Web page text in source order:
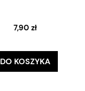
7,90 zł
DO KOSZYKA